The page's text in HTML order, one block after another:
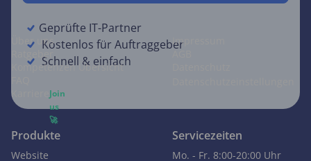
Geprüfte IT-Partner
Kostenlos für Auftraggeber
Schnell & einfach
ITPortal24
Über uns
Kompetenzen Übersicht
Karriere
Join
us
🚀
Produkte
Website
Servicezeiten
Mo. - Fr. 8:00-20:00 Uhr
Impressum